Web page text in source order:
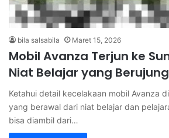
bila salsabila Maret 15, 2026
Mobil Avanza Terjun ke
Niat Belajar yang
Ketahui detail kecelakaan mobil Avanza
yang berawal dari niat belajar dan
bisa diambil dari…